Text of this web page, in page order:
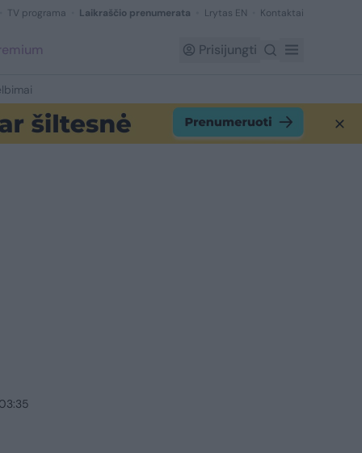
TV programa Laikraščio prenumerata Lrytas EN Kontaktai
Prisijungti